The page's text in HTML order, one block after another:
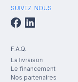
SUIVEZ-NOUS
F.A.Q.
La livraison
Le financement
Nos partenaires